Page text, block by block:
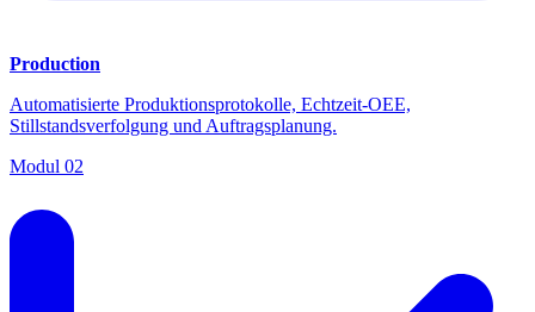
Production
Automatisierte Produktionsprotokolle, Echtzeit-OEE,
Stillstandsverfolgung und Auftragsplanung.
Modul 02